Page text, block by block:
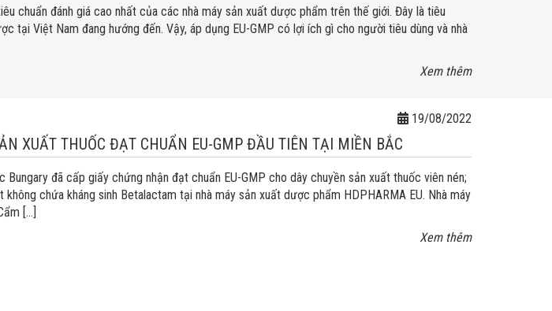
chuẩn đánh giá cao nhất của các nhà máy sản xuất dược phẩm trên thế giới. Đây là tiêu
tại Việt Nam đang hướng đến. Vậy, áp dụng EU-GMP có lợi ích gì cho người tiêu dùng và nhà
Xem thêm
19/08/2022
XUẤT THUỐC ĐẠT CHUẨN EU-GMP ĐẦU TIÊN TẠI MIỀN BẮC
Bungary đã cấp giấy chứng nhận đạt chuẩn EU-GMP cho dây chuyền sản xuất thuốc viên nén;
chứa kháng sinh Betalactam tại nhà máy sản xuất dược phẩm HDPHARMA EU. Nhà máy
[…]
Xem thêm